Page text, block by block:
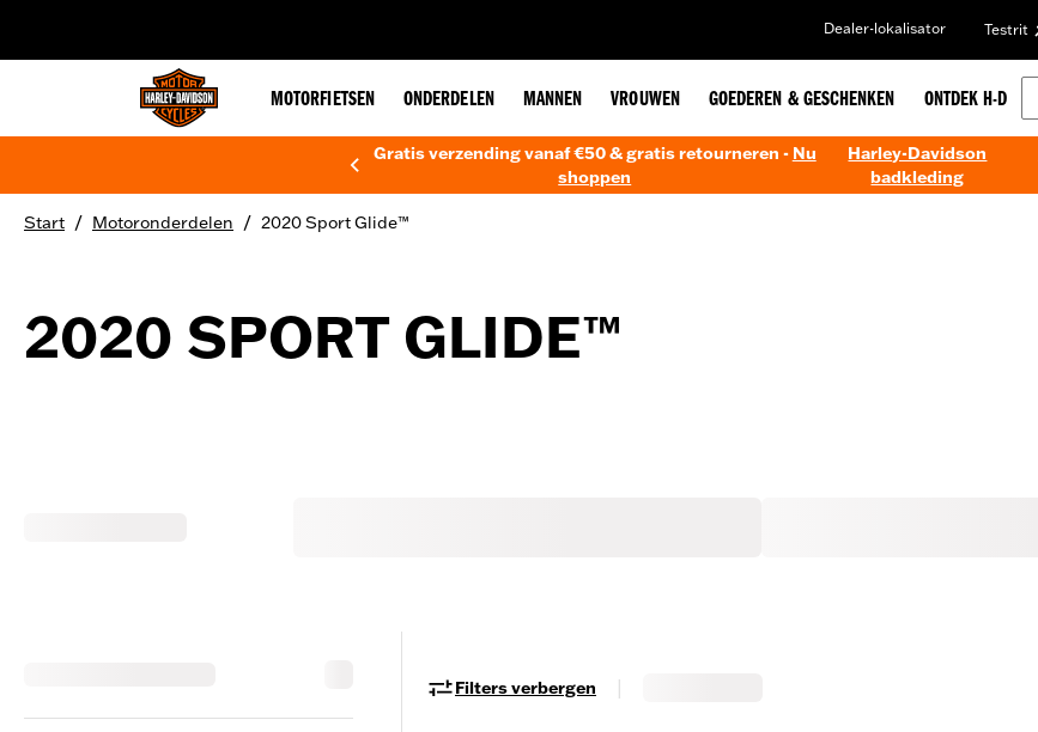
Dealer-lokalisator Testrit
MOTORFIETSEN ONDERDELEN MANNEN VROUWEN GOEDEREN & GESCHENKEN ONTDEK H-D
Gratis verzending vanaf €50 & gratis retourneren - Nu
shoppen
Harley-Davidson
badkleding
Start / Motoronderdelen / 2020 Sport Glide™
2020 SPORT GLIDE™
Filters verbergen